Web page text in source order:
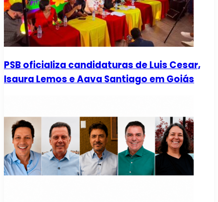
PSB oficializa candidaturas de Luis Cesar,
Isaura Lemos e Aava Santiago em Goiás